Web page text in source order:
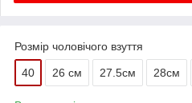
Розмір чоловічого взуття
40 26 см 27.5см 28см